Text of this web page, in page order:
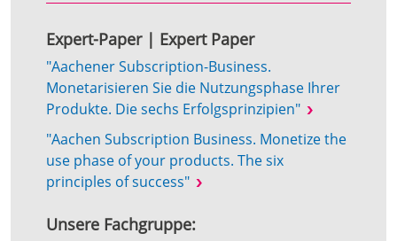
Expert-Paper | Expert Paper
"Aachener Subscription-Business.
Monetarisieren Sie die Nutzungsphase Ihrer
Produkte. Die sechs Erfolgsprinzipien"
"Aachen Subscription Business. Monetize the
use phase of your products. The six
principles of success"
Unsere Fachgruppe: